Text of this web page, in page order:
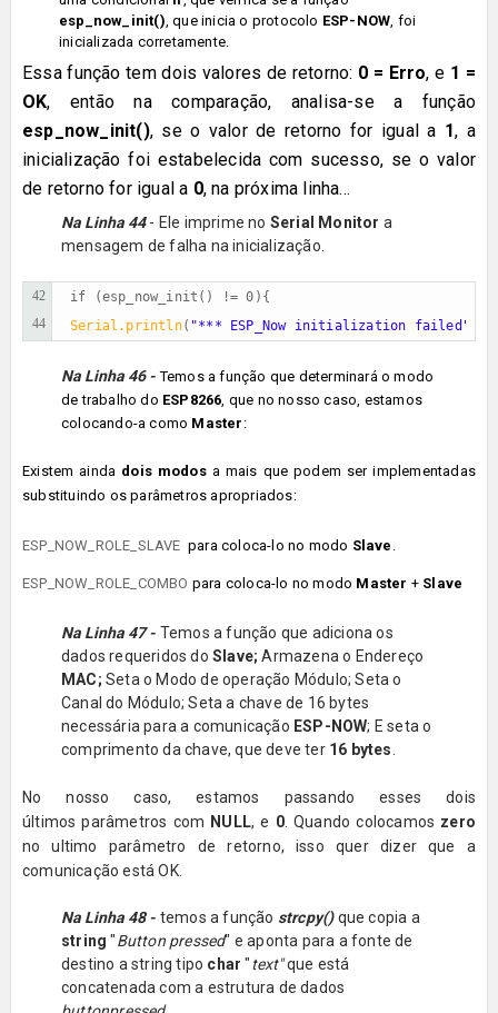
esp_now_init() , que inicia o protocolo ESP-NOW , foi
inicializada corretamente.
Essa função tem dois valores de retorno: 0 = Erro, e 1 =
OK, então na comparação, analisa-se a função
esp_now_init(), se o valor de retorno for igual a 1, a
inicialização foi estabelecida com sucesso, se o valor
de retorno for igual a 0, na próxima linha...
Na Linha 44- Ele imprime no Serial Monitor a
mensagem de falha na inicialização.
42
44
if (esp_now_init() != 0){
Serial.println( "*** ESP_Now initialization failed"
Na Linha 46 -Temos a função que determinará omodo
de trabalho do ESP8266, que no nosso caso, estamos
colocando-a como Master :
Existem ainda dois modosa mais que podem ser implementadas
substituindo os parâmetros apropriados:
ESP_NOW_ROLE_SLAVE para coloca-lo no modo Slave .
ESP_NOW_ROLE_COMBO para coloca-lo no modo Master +Slave
Na Linha 47 - Temos a função que adiciona os
dados requeridos do Slave; Armazena o Endereço
MAC; Seta o Modo de operação Módulo; Seta o
Canal do Módulo; Seta a chave de 16 bytes
necessária para a comunicação ESP-NOW; E seta o
comprimento da chave, que deve ter 16 bytes
No nosso caso, estamos passando esses dois
últimos parâmetros com NULL, e 0. Quando colocamos zero
no ultimo parâmetro de retorno, isso quer dizer que a
comunicação está OK.
Na Linha 48 - temos a função strcpy() que copia a
string"Button pressed" e aponta para a fonte de
destino a string tipo char "text"que está
concatenada com a estrutura de dados